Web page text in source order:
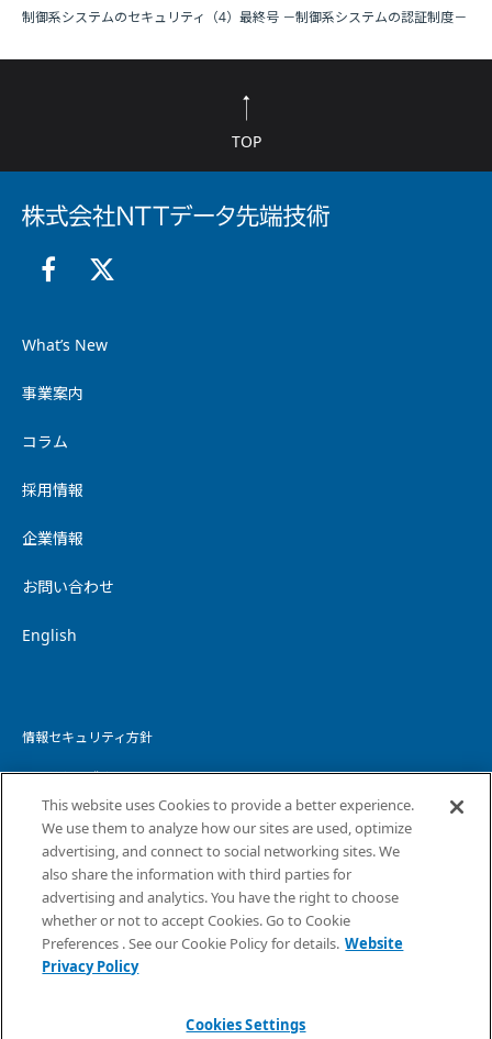
制御系システムのセキュリティ（4）最終号 －制御系システムの認証制度－
TOP
What’s New
事業案内
コラム
採用情報
企業情報
お問い合わせ
English
情報セキュリティ方針
個人情報保護方針
個人情報の取り扱いについて
ウェブサイトプライバシーポリシー
コピーライト・免責事項
サイトマップ
This website uses Cookies to provide a better experience.
We use them to analyze how our sites are used, optimize
advertising, and connect to social networking sites. We
also share the information with third parties for
advertising and analytics. You have the right to choose
whether or not to accept Cookies. Go to Cookie
Preferences . See our Cookie Policy for details. Website
Privacy Policy
Cookies Settings